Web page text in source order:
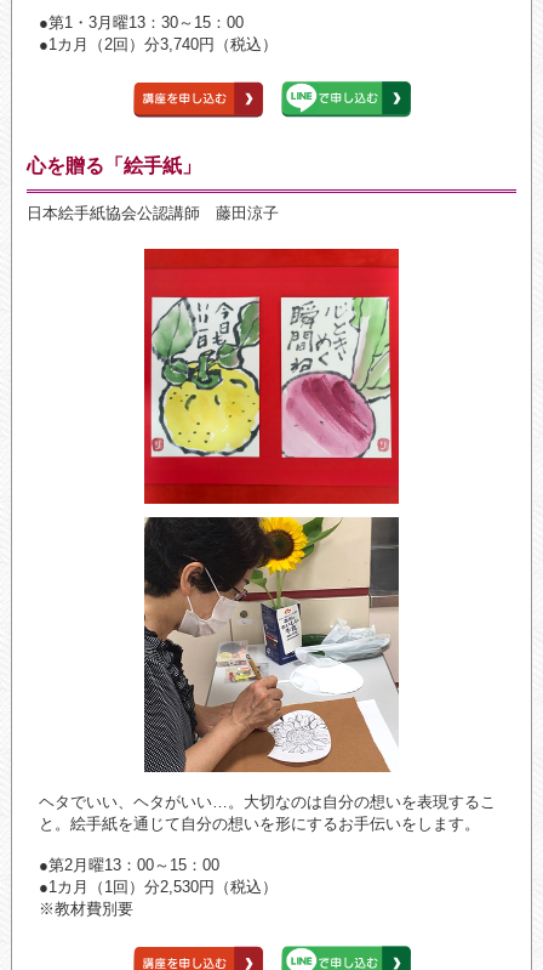
●第1・3月曜13：30～15：00
●1カ月（2回）分3,740円（税込）
心を贈る「絵手紙」
日本絵手紙協会公認講師 藤田涼子
ヘタでいい、ヘタがいい…。大切なのは自分の想いを表現するこ
と。絵手紙を通じて自分の想いを形にするお手伝いをします。
●第2月曜13：00～15：00
●1カ月（1回）分2,530円（税込）
※教材費別要